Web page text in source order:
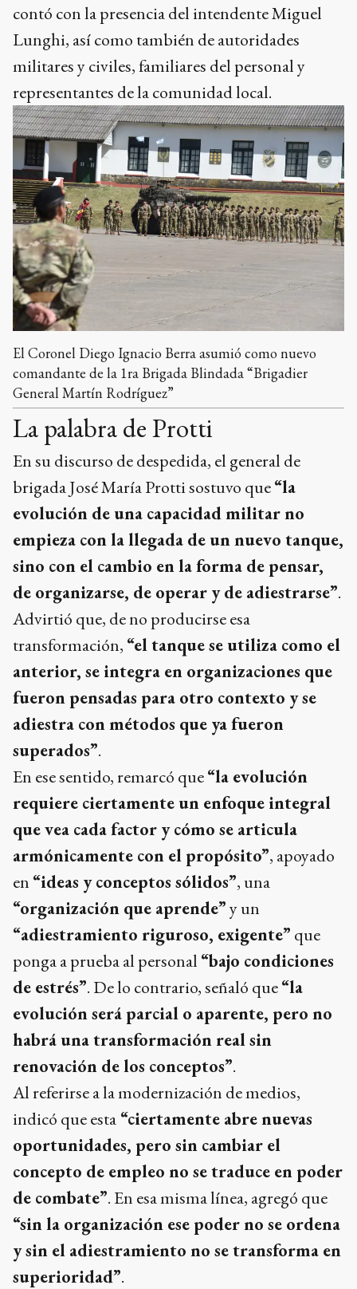
contó con la presencia del intendente Miguel
Lunghi, así como también de autoridades
militares y civiles, familiares del personal y
representantes de la comunidad local.
El Coronel Diego Ignacio Berra asumió como nuevo
comandante de la 1ra Brigada Blindada “Brigadier
General Martín Rodríguez”
La palabra de Protti
En su discurso de despedida, el general de
brigada José María Protti sostuvo que“la
evolución de una capacidad militar no
empieza con la llegada de un nuevo tanque,
sino con el cambio en la forma de pensar,
de organizarse, de operar y de adiestrarse”.
Advirtió que, de no producirse esa
transformación, “el tanque se utiliza como el
anterior, se integra en organizaciones que
fueron pensadas para otro contexto y se
adiestra con métodos que ya fueron
superados”.
En ese sentido, remarcó que“la evolución
requiere ciertamente un enfoque integral
que vea cada factor y cómo se articula
armónicamente con el propósito”, apoyado
en “ideas y conceptos sólidos”, una
“organización que aprende”y un
“adiestramiento riguroso, exigente” que
ponga a prueba al personal “bajo condiciones
de estrés”. De lo contrario, señaló que“la
evolución será parcial o aparente, pero no
habrá una transformación real sin
renovación de los conceptos”.
Al referirse a la modernización de medios,
indicó que esta “ciertamente abre nuevas
oportunidades, pero sin cambiar el
concepto de empleo no se traduce en poder
de combate”. En esa misma línea, agregó que
“sin la organización ese poder no se ordena
y sin el adiestramiento no se transforma en
superioridad”.